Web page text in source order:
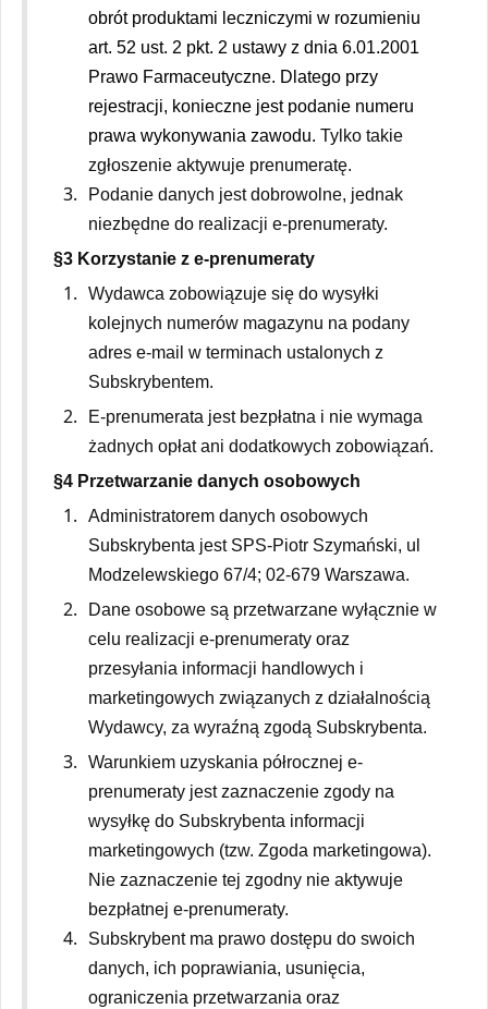
obrót produktami leczniczymi w rozumieniu
art. 52 ust. 2 pkt. 2 ustawy z dnia 6.01.2001
Prawo Farmaceutyczne. Dlatego przy
rejestracji, konieczne jest podanie numeru
prawa wykonywania zawodu. Tylko takie
zgłoszenie aktywuje prenumeratę.
Podanie danych jest dobrowolne, jednak
niezbędne do realizacji e-prenumeraty.
§3 Korzystanie z e-prenumeraty
Wydawca zobowiązuje się do wysyłki
kolejnych numerów magazynu na podany
adres e-mail w terminach ustalonych z
Subskrybentem.
E-prenumerata jest bezpłatna i nie wymaga
żadnych opłat ani dodatkowych zobowiązań.
§4 Przetwarzanie danych osobowych
Administratorem danych osobowych
Subskrybenta jest SPS-Piotr Szymański, ul
Modzelewskiego 67/4; 02-679 Warszawa.
Dane osobowe są przetwarzane wyłącznie w
celu realizacji e-prenumeraty oraz
przesyłania informacji handlowych i
marketingowych związanych z działalnością
Wydawcy, za wyraźną zgodą Subskrybenta.
Warunkiem uzyskania półrocznej e-
prenumeraty jest zaznaczenie zgody na
wysyłkę do Subskrybenta informacji
marketingowych (tzw. Zgoda marketingowa).
Nie zaznaczenie tej zgodny nie aktywuje
bezpłatnej e-prenumeraty.
Subskrybent ma prawo dostępu do swoich
danych, ich poprawiania, usunięcia,
ograniczenia przetwarzania oraz